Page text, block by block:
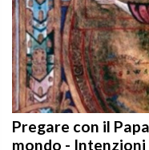
Pregare con il
mondo -